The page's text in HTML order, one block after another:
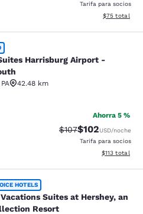
Tarifa para socios
Ver detalles
$75 total
Harrisburg Airport
Harrisburg Airport -
PA
42.48 km
3.47 estrellas. Bueno. 17 reseñas
Ahorra 5 %
Precio tachado:
$107Precio con
$102USD/noche
Tarifa para socios
Ver detalles
$113 total
Suites at
HOTELS
Suites at Hershey, an
Resort